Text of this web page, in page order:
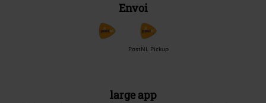
Envoi
PostNL Pickup
large app